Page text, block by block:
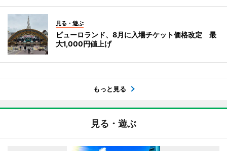
見る・遊ぶ
ピューロランド、8月に入場チケット価格改定 最
大1,000円値上げ
もっと見る
見る・遊ぶ